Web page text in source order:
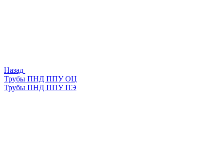
Назад
Трубы ПНД ППУ ОЦ
Трубы ПНД ППУ ПЭ